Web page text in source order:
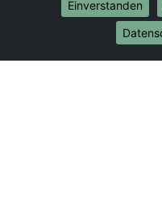
Internationale-
Umzug von Köln nach
Einverstanden